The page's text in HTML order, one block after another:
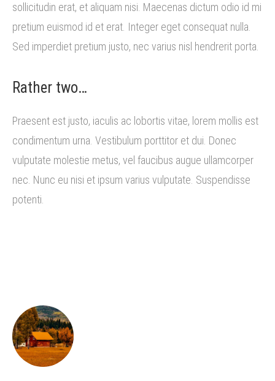
sollicitudin erat, et aliquam nisi. Maecenas dictum odio id mi
pretium euismod id et erat. Integer eget consequat nulla.
Sed imperdiet pretium justo, nec varius nisl hendrerit porta.
Rather two…
Praesent est justo, iaculis ac lobortis vitae, lorem mollis est
condimentum urna. Vestibulum porttitor et dui. Donec
vulputate molestie metus, vel faucibus augue ullamcorper
nec. Nunc eu nisi et ipsum varius vulputate. Suspendisse
potenti.